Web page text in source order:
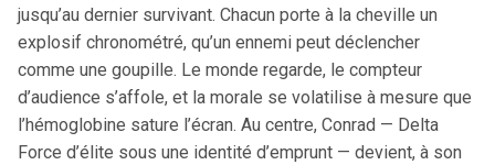
jusqu’au dernier survivant. Chacun porte à la cheville un
explosif chronométré, qu’un ennemi peut déclencher
comme une goupille. Le monde regarde, le compteur
d’audience s’affole, et la morale se volatilise à mesure que
l’hémoglobine sature l’écran. Au centre, Conrad — Delta
Force d’élite sous une identité d’emprunt — devient, à son